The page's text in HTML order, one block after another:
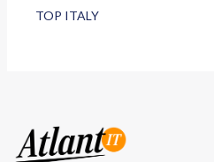
TOP ITALY